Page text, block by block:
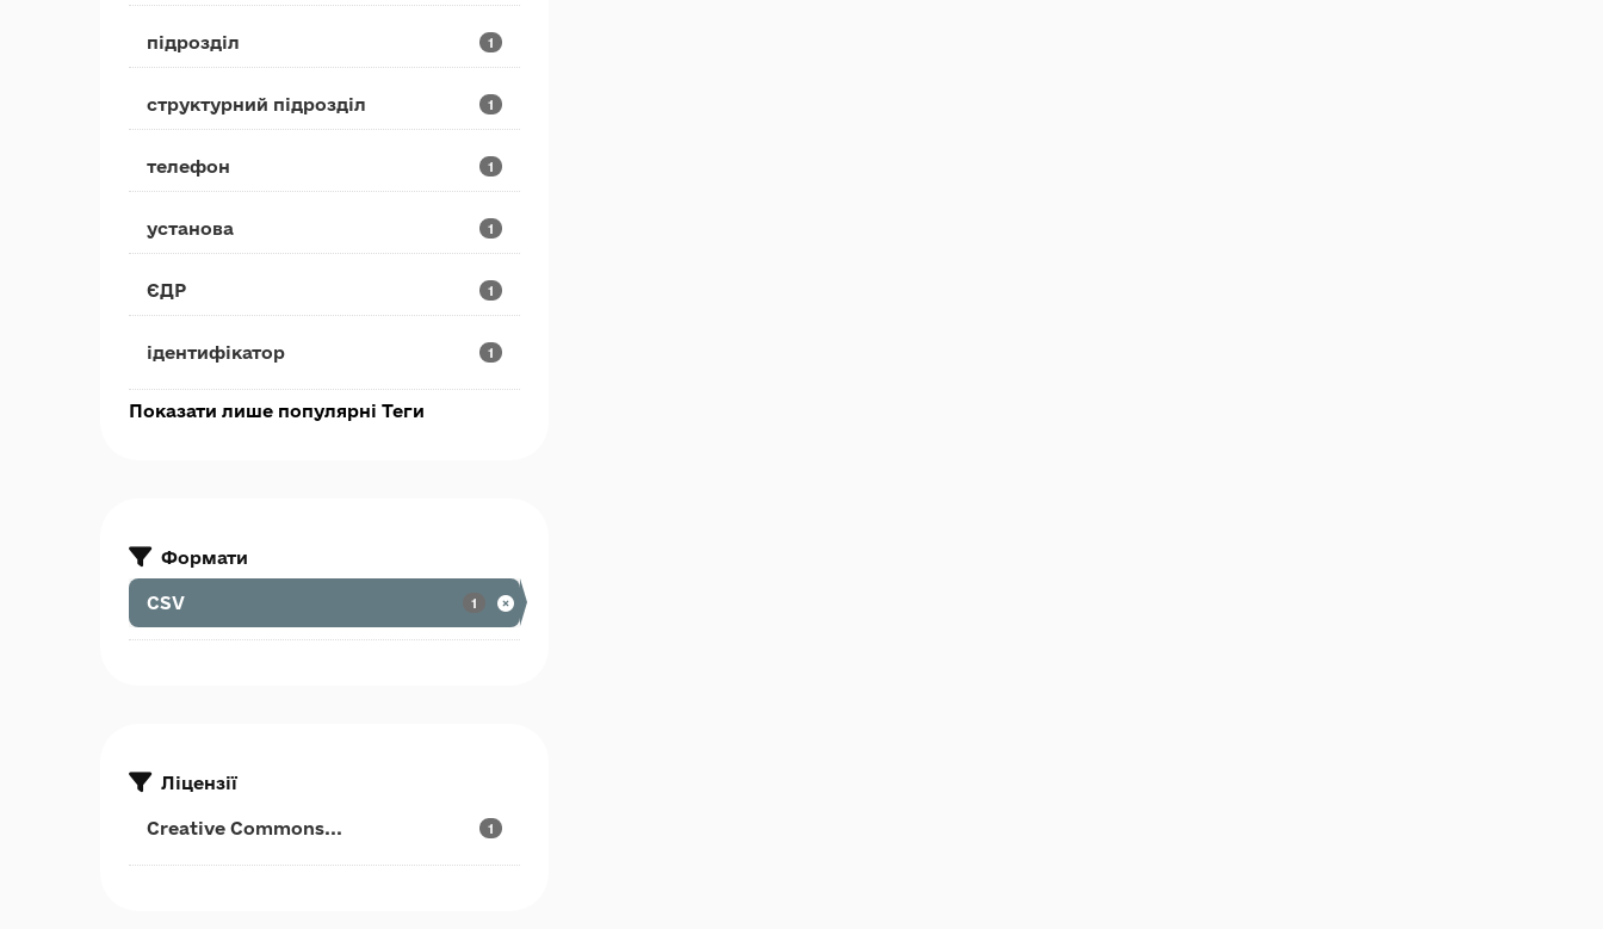
підрозділ 1
структурний підрозділ 1
телефон 1
установа 1
ЄДР 1
ідентифікатор 1
Показати лише популярні Теги
Формати
CSV 1
Ліцензії
Creative Commons... 1